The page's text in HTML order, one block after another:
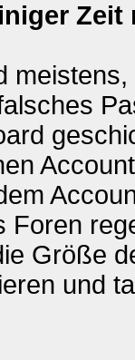
Foren
Größe
und